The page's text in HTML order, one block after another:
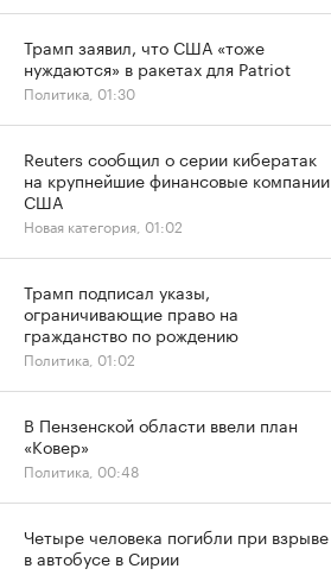
Трамп заявил, что США «тоже
нуждаются» в ракетах для Patriot
Политика, 01:30
Reuters сообщил о серии кибератак
на крупнейшие финансовые компании
США
Новая категория, 01:02
Трамп подписал указы,
ограничивающие право на
гражданство по рождению
Политика, 01:02
В Пензенской области ввели план
«Ковер»
Политика, 00:48
Четыре человека погибли при взрыве
в автобусе в Сирии